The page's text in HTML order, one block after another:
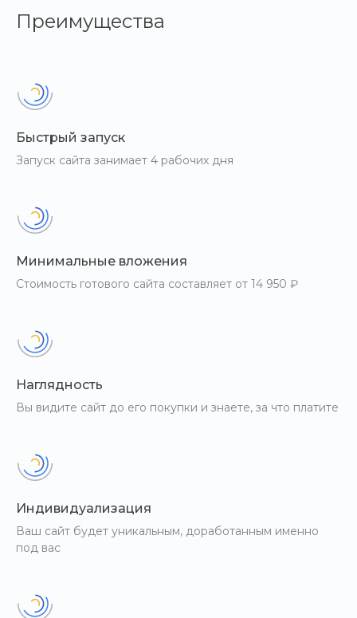
Преимущества
Быстрый запуск
Запуск сайта занимает 4 рабочих дня
Минимальные вложения
Стоимость готового сайта составляет от 14 950 ₽
Наглядность
Вы видите сайт до его покупки и знаете, за что платите
Индивидуализация
Ваш сайт будет уникальным, доработанным именно
под вас